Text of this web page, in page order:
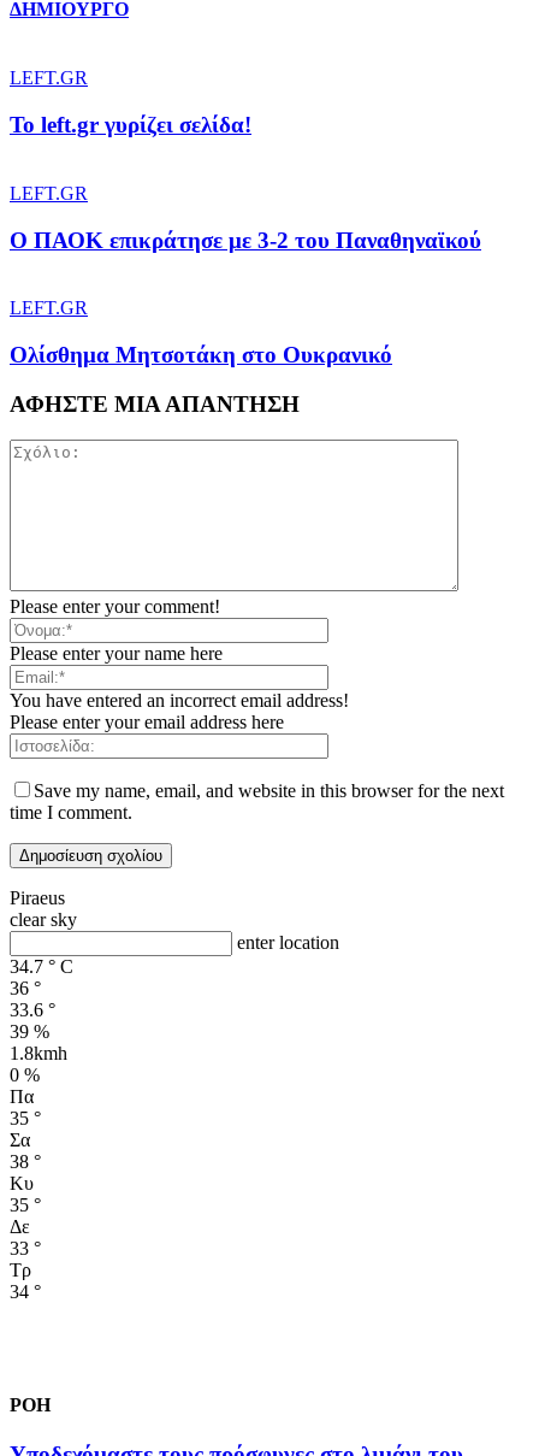
ΔΗΜΙΟΥΡΓΟ
LEFT.GR
To left.gr γυρίζει σελίδα!
LEFT.GR
Ο ΠΑΟΚ επικράτησε με 3-2 του Παναθηναϊκού
LEFT.GR
Ολίσθημα Μητσοτάκη στο Ουκρανικό
ΑΦΗΣΤΕ ΜΙΑ ΑΠΑΝΤΗΣΗ
Please enter your comment!
Please enter your name here
You have entered an incorrect email address!
Please enter your email address here
Save my name, email, and website in this browser for the next
time I comment.
Piraeus
clear sky
enter location
34.7 ° C
36 °
33.6 °
39 %
1.8kmh
0 %
Πα
35 °
Σα
38 °
Κυ
35 °
Δε
33 °
Τρ
34 °
ΡΟΗ